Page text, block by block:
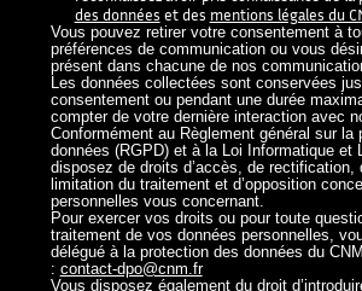
o
n
n
é
e
s
p
e
r
s
o
n
n
e
des données et des mentions légales du
Vous pouvez retirer votre consentement à
préférences de communication ou vous
présent dans chacune de nos
Les données collectées sont conservées
consentement ou pendant une durée
compter de votre dernière interaction avec
Conformément au Règlement général sur la
données (RGPD) et à la Loi Informatique et
disposez de droits d’accès, de rectification,
limitation du traitement et d’opposition
personnelles vous concernant.
Pour exercer vos droits ou pour toute
traitement de vos données personnelles,
délégué à la protection des données du
: contact-dpo@cnm.fr
Vous disposez également du droit